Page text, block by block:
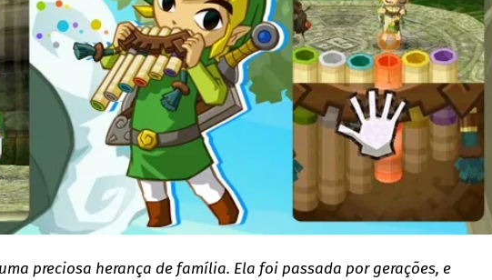
preciosa herança de família. Ela foi passada por gerações, e